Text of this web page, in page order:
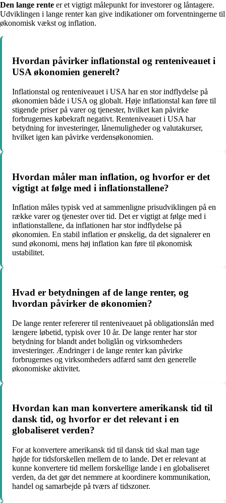
Den lange rente er et vigtigt målepunkt for investorer og låntagere.
Udviklingen i lange renter kan give indikationer om forventningerne til
økonomisk vækst og inflation.
Hvordan påvirker inflationstal og renteniveauet i
USA økonomien generelt?
Inflationstal og renteniveauet i USA har en stor indflydelse på
økonomien både i USA og globalt. Høje inflationstal kan føre til
stigende priser på varer og tjenester, hvilket kan påvirke
forbrugernes købekraft negativt. Renteniveauet i USA har
betydning for investeringer, lånemuligheder og valutakurser,
hvilket igen kan påvirke verdensøkonomien.
Hvordan måler man inflation, og hvorfor er det
vigtigt at følge med i inflationstallene?
Inflation måles typisk ved at sammenligne prisudviklingen på en
række varer og tjenester over tid. Det er vigtigt at følge med i
inflationstallene, da inflationen har stor indflydelse på
økonomien. En stabil inflation er ønskelig, da det signalerer en
sund økonomi, mens høj inflation kan føre til økonomisk
ustabilitet.
Hvad er betydningen af de lange renter, og
hvordan påvirker de økonomien?
De lange renter refererer til renteniveauet på obligationslån med
længere løbetid, typisk over 10 år. De lange renter har stor
betydning for blandt andet boliglån og virksomheders
investeringer. Ændringer i de lange renter kan påvirke
forbrugernes og virksomheders adfærd samt den generelle
økonomiske aktivitet.
Hvordan kan man konvertere amerikansk tid til
dansk tid, og hvorfor er det relevant i en
globaliseret verden?
For at konvertere amerikansk tid til dansk tid skal man tage
højde for tidsforskellen mellem de to lande. Det er relevant at
kunne konvertere tid mellem forskellige lande i en globaliseret
verden, da det gør det nemmere at koordinere kommunikation,
handel og samarbejde på tværs af tidszoner.